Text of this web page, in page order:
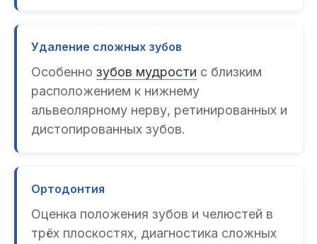
Удаление сложных зубов
Особенно зубов мудрости с близким
расположением к нижнему
альвеолярному нерву, ретинированных и
дистопированных зубов.
Ортодонтия
Оценка положения зубов и челюстей в
трёх плоскостях, диагностика сложных